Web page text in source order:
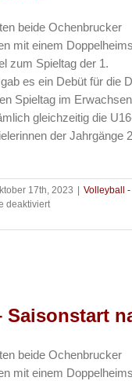
beide Ochenbrucker
mit einem
zum Spieltag der 1.
es ein Debüt für die
Spieltag im
gleichzeitig die
der Jahrgänge
17th, 2023
Volleyball -
deaktiviertfür
–
2
Saisonstart
beide Ochenbrucker
mit einem